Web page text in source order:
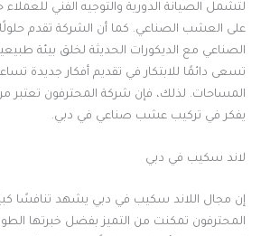
لتشمل الصيانة الدورية والتوجيه الفني
على العشب الصناعي. كما أن الشركة تقدم
الصناعي مع الديكورات الحديثة لخلق بيئة
تسعى دائمًا للابتكار في تقديم أفكار جديدة
المساحات. لذلك، فإن شركة المحترفون تعتبر
يفكر في تركيب عشب صناعي في دبي.
لاند سكيب في دبي
إن مجال اللاند سكيب في دبي يشهد تنافسًا
المحترفون تمكنت من التميز بفضل خبرتها